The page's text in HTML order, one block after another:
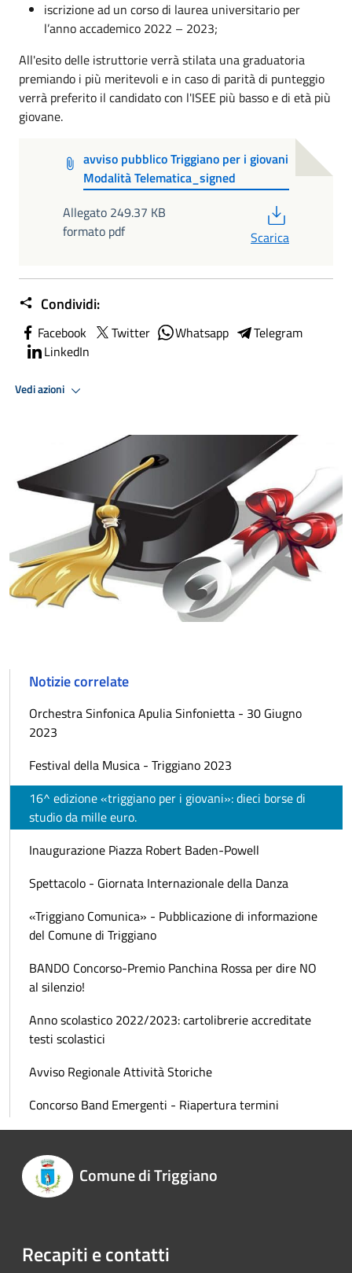
iscrizione ad un corso di laurea universitario per
l’anno accademico 2022 – 2023;
All'esito delle istruttorie verrà stilata una graduatoria
premiando i più meritevoli e in caso di parità di punteggio
verrà preferito il candidato con l'ISEE più basso e di età più
giovane.
avviso pubblico Triggiano per i giovani
Modalità Telematica_signed
Allegato 249.37 KB
formato pdf
Scarica
Condividi:
Facebook Twitter Whatsapp
Telegram
LinkedIn
Vedi azioni
Notizie correlate
Orchestra Sinfonica Apulia Sinfonietta - 30 Giugno
2023
Festival della Musica - Triggiano 2023
16^ edizione «triggiano per i giovani»: dieci borse di
studio da mille euro.
Inaugurazione Piazza Robert Baden-Powell
Spettacolo - Giornata Internazionale della Danza
«Triggiano Comunica» - Pubblicazione di informazione
del Comune di Triggiano
BANDO Concorso-Premio Panchina Rossa per dire NO
al silenzio!
Anno scolastico 2022/2023: cartolibrerie accreditate
testi scolastici
Avviso Regionale Attività Storiche
Concorso Band Emergenti - Riapertura termini
Comune di Triggiano
Recapiti e contatti